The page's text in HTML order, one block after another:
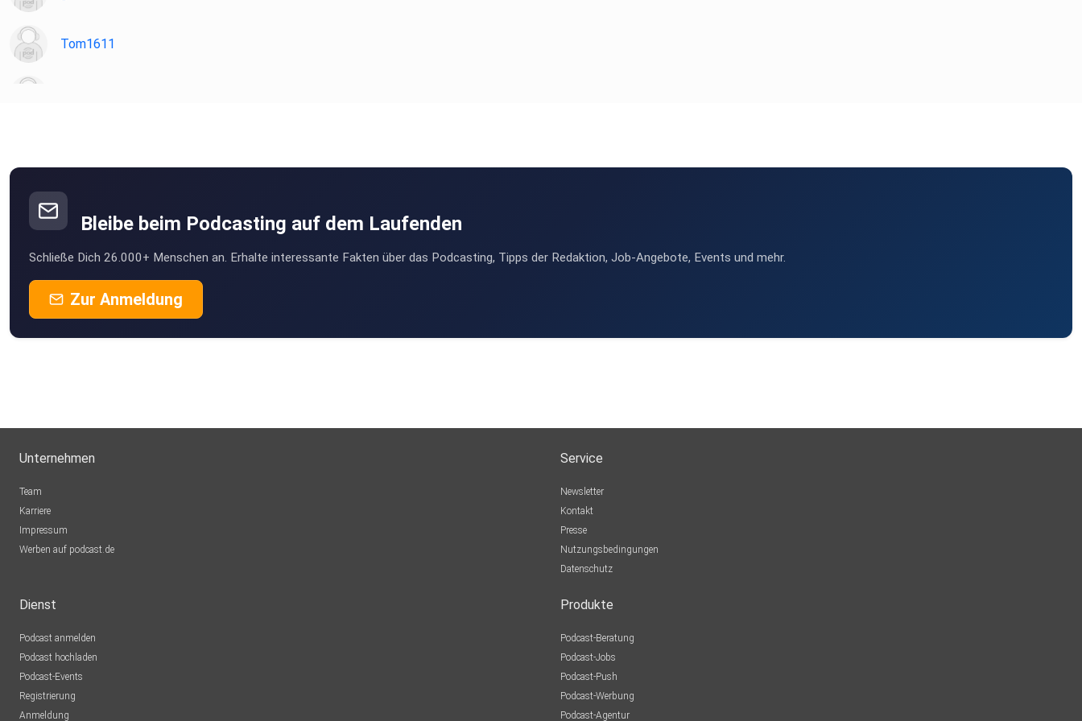
Tom1611
Mack0815
FrankBrauner
Berlin
Markusdragon
Röthlein
ElChristo85
lejfrmdc
Rudi49
Brügg
Bleibe beim Podcasting auf dem Laufenden
Schließe Dich 26.000+ Menschen an. Erhalte interessante Fakten über das Podcasting, Tipps der Redaktion, Job-Angebote, Events und mehr.
Zur Anmeldung
Unternehmen
Team
Karriere
Impressum
Werben auf podcast.de
Service
Newsletter
Kontakt
Presse
Nutzungsbedingungen
Datenschutz
Dienst
Podcast anmelden
Podcast hochladen
Podcast-Events
Registrierung
Anmeldung
Produkte
Podcast-Beratung
Podcast-Jobs
Podcast-Push
Podcast-Werbung
Podcast-Agentur